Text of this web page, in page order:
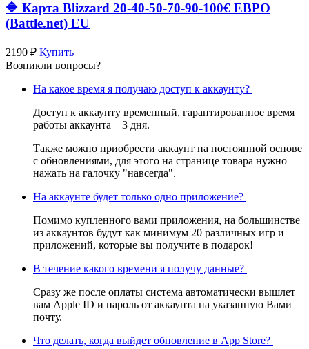
🔷 Карта Blizzard 20-40-50-70-90-100€ ЕВРО
(Battle.net) EU
2190 ₽ Купить
Возникли вопросы?
На какое время я получаю доступ к аккаунту?
Доступ к аккаунту временный, гарантированное время
работы аккаунта – 3 дня.
Также можно приобрести аккаунт на постоянной основе
с обновлениями, для этого на странице товара нужно
нажать на галочку "навсегда".
На аккаунте будет только одно приложение?
Помимо купленного вами приложения, на большинстве
из аккаунтов будут как минимум 20 различных игр и
приложений, которые вы получите в подарок!
В течение какого времени я получу данные?
Сразу же после оплаты система автоматически вышлет
вам Apple ID и пароль от аккаунта на указанную Вами
почту.
Что делать, когда выйдет обновление в App Store?